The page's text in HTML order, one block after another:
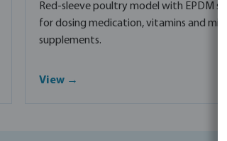
Red-sleeve poultry model with EPDM
for dosing medication, vitamins and
supplements.
View →